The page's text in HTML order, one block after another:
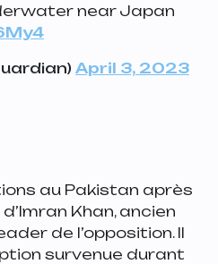
near Japan
April 3, 2023
au Pakistan après
Khan, ancien
de l’opposition. Il
survenue durant